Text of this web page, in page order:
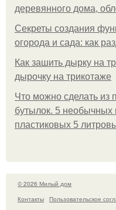
деревянного дома,
Секреты создания
огорода и сада: как
Как зашить дырку на
дырочку на трикотаже
Что можно сделать из
бутылок. 5 необычных
пластиковых 5
© 2026 Милый дом
Контакты
Пользовательское